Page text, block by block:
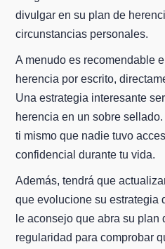
divulgar en su plan de
circunstancias personales.
A menudo es recomendable
herencia por escrito,
Una estrategia interesante
herencia en un sobre
ti mismo que nadie tuvo
confidencial durante tu vida.
Además, tendrá que
que evolucione su estrategia
le aconsejo que abra su plan
regularidad para comprobar